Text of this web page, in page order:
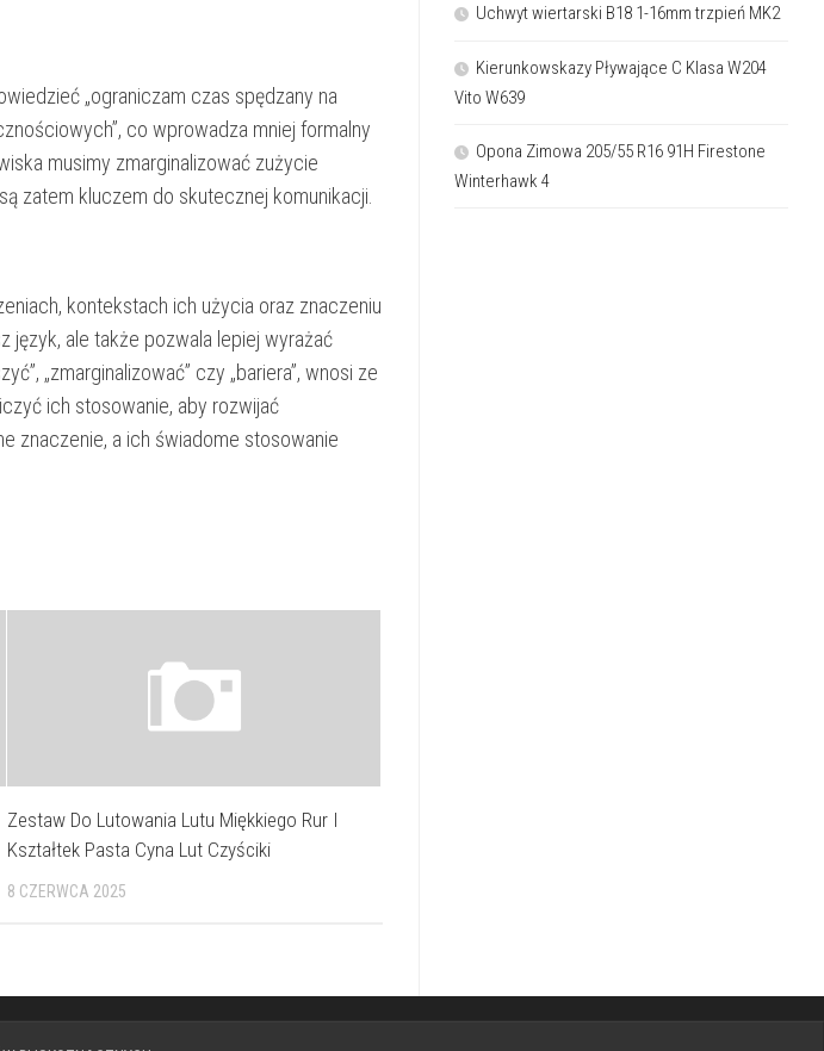
„ograniczam czas spędzany na
co wprowadza mniej formalny
musimy zmarginalizować zużycie
zatem kluczem do skutecznej komunikacji.
kontekstach ich użycia oraz znaczeniu
język, ale także pozwala lepiej wyrażać
„zmarginalizować” czy „bariera”, wnosi ze
ich stosowanie, aby rozwijać
znaczenie, a ich świadome stosowanie
Zestaw Do Lutowania Lutu Miękkiego Rur I
Kształtek Pasta Cyna Lut Czyściki
8 CZERWCA 2025
Uchwyt wiertarski B18 1-16mm trzpień MK2
Kierunkowskazy Pływające C Klasa W204
Vito W639
Opona Zimowa 205/55 R16 91H Firestone
Winterhawk 4